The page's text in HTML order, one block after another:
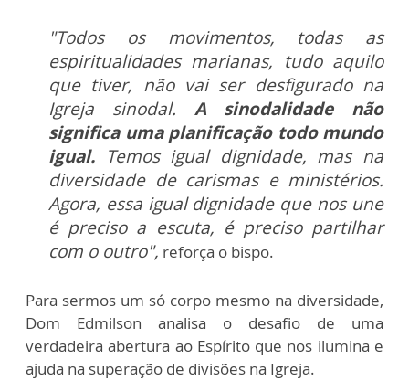
"Todos os movimentos, todas as
espiritualidades marianas, tudo aquilo
que tiver, não vai ser desfigurado na
Igreja sinodal. A sinodalidade não
significa uma planificação todo mundo
igual. Temos igual dignidade, mas na
diversidade de carismas e ministérios.
Agora, essa igual dignidade que nos une
é preciso a escuta, é preciso partilhar
com o outro", reforça o bispo.
Para sermos um só corpo mesmo na diversidade,
Dom Edmilson analisa o desafio de uma
verdadeira abertura ao Espírito que nos ilumina e
ajuda na superação de divisões na Igreja.